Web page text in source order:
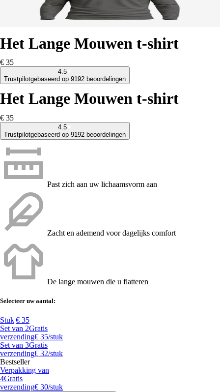
Het Lange Mouwen t-shirt
€ 35
4.5
Trustpilotgebaseerd op 9192 beoordelingen
Het Lange Mouwen t-shirt
€ 35
4.5
Trustpilotgebaseerd op 9192 beoordelingen
Past zich aan uw lichaamsvorm aan
Zacht en ademend voor dagelijks comfort
De lange mouwen die u flatteren
Selecteer uw aantal:
Stuk|€ 35
Set van 2Gratis
verzending€ 35/stuk
Set van 3Gratis
verzending€ 32/stuk
Bestseller
Verpakking van
4Gratis
verzending€ 30/stuk